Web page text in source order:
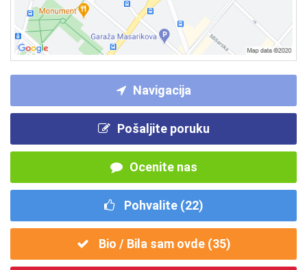
Navigacija
Pošaljite poruku
Ocenite nas
Pohvalite (22)
Bio / Bila sam ovde (35)